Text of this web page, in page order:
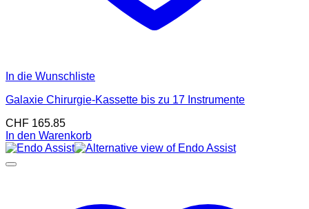
In die Wunschliste
Galaxie Chirurgie-Kassette bis zu 17 Instrumente
CHF 165.85
In den Warenkorb